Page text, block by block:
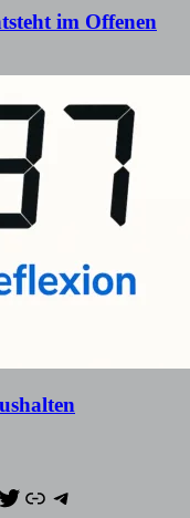
im Offenen
Twitter
XINGTelegram